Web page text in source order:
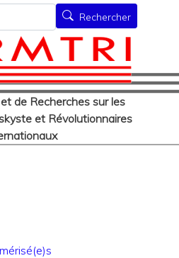
au
contenu
principal
de
de Recherches sur les
et Révolutionnaires
Rechercher